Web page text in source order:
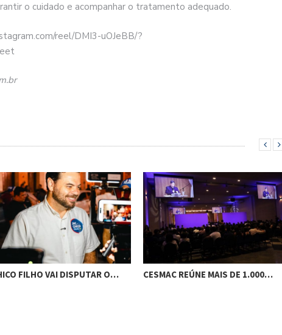
o cuidado e acompanhar o tratamento adequado.
reel/DMI3-uOJeBB/?
FILHO VAI DISPUTAR O… CESMAC REÚNE MAIS DE 1.000…